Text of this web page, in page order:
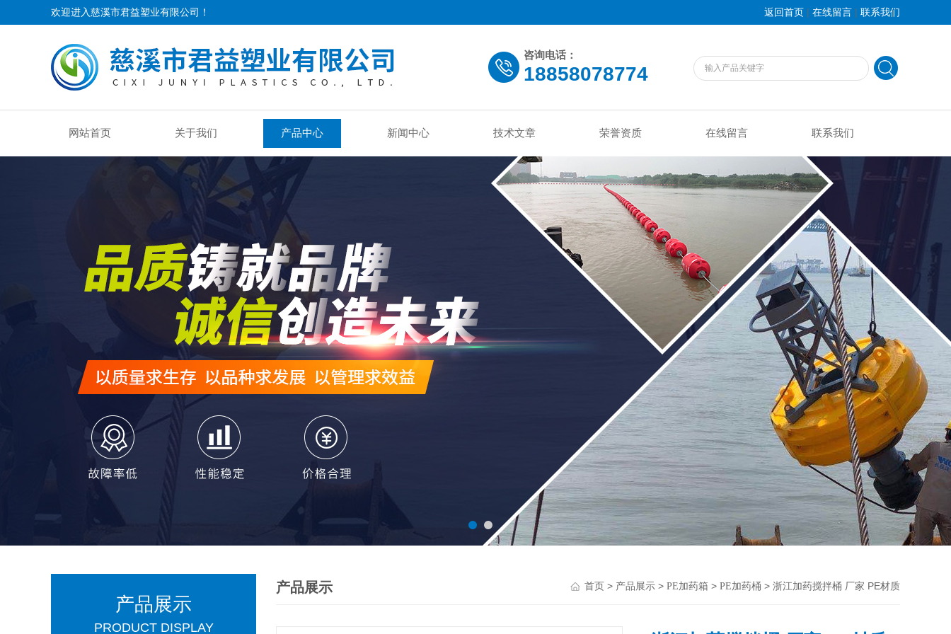
欢迎进入慈溪市君益塑业有限公司！ 返回首页 | 在线留言 | 联系我们
咨询电话：
18858078774
网站首页 关于我们 产品中心 新闻中心 技术文章 荣誉资质 在线留言 联系我们
产品展示
PRODUCT DISPLAY
产品展示 首页 > 产品展示 > PE加药箱 > PE加药桶 > 浙江加药搅拌桶 厂家 PE材质